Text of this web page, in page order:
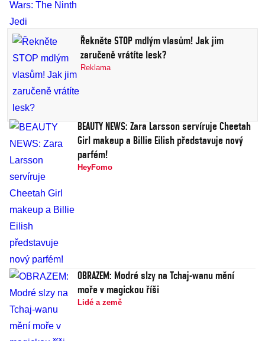
Řekněte STOP mdlým vlasům! Jak jim
zaručeně vrátíte lesk?
Reklama
BEAUTY NEWS: Zara Larsson servíruje Cheetah
Girl makeup a Billie Eilish představuje nový
parfém!
HeyFomo
OBRAZEM: Modré slzy na Tchaj-wanu mění
moře v magickou říši
Lidé a země